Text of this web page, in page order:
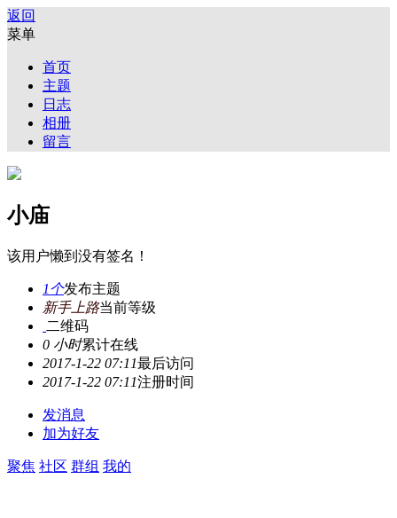
返回
菜单
首页
主题
日志
相册
留言
小庙
该用户懒到没有签名！
1个发布主题
新手上路当前等级
二维码
0 小时累计在线
2017-1-22 07:11最后访问
2017-1-22 07:11注册时间
发消息
加为好友
聚焦 社区 群组 我的